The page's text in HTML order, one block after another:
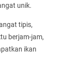
unik.
tipis,
berjam-jam,
ikan